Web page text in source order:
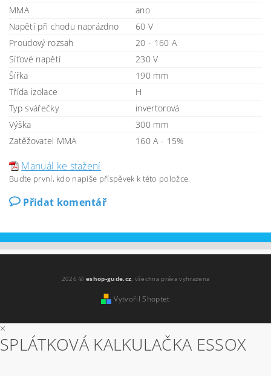
MMA
ano
Napětí při chodu naprázdno
60 V
Proudový rozsah
20 - 160 A
Síťové napětí
230 V
Šířka
190 mm
Třída izolace
H
Typ svářečky
invertorová
Výška
300 mm
Zatěžovatel MMA
160 A - 15%
Manuál ke stažení
Buďte první, kdo napíše příspěvek k této položce.
Přidat komentář
2026 ©eshop-gude.cz , všechna práva vyhrazena
Vytvořil Shoptet
×
SPLÁTKOVÁ KALKULAČKA ESSOX